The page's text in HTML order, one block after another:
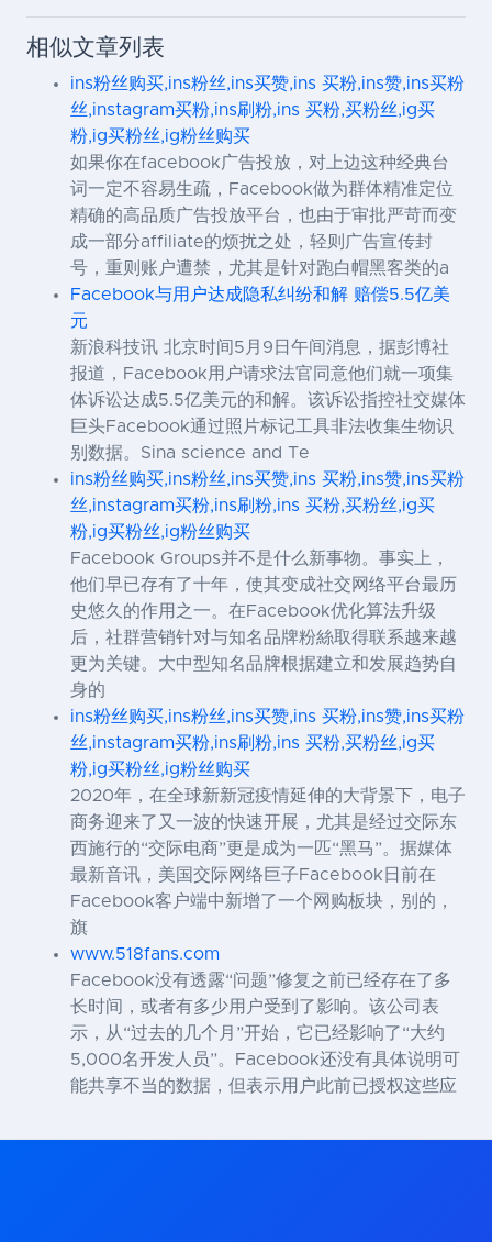
相似文章列表
ins粉丝购买,ins粉丝,ins买赞,ins 买粉,ins赞,ins买粉
丝,instagram买粉,ins刷粉,ins 买粉,买粉丝,ig买
粉,ig买粉丝,ig粉丝购买
如果你在facebook广告投放，对上边这种经典台
词一定不容易生疏，Facebook做为群体精准定位
精确的高品质广告投放平台，也由于审批严苛而变
成一部分affiliate的烦扰之处，轻则广告宣传封
号，重则账户遭禁，尤其是针对跑白帽黑客类的a
Facebook与用户达成隐私纠纷和解 赔偿5.5亿美
元
新浪科技讯 北京时间5月9日午间消息，据彭博社
报道，Facebook用户请求法官同意他们就一项集
体诉讼达成5.5亿美元的和解。该诉讼指控社交媒体
巨头Facebook通过照片标记工具非法收集生物识
别数据。Sina science and Te
ins粉丝购买,ins粉丝,ins买赞,ins 买粉,ins赞,ins买粉
丝,instagram买粉,ins刷粉,ins 买粉,买粉丝,ig买
粉,ig买粉丝,ig粉丝购买
Facebook Groups并不是什么新事物。事实上，
他们早已存有了十年，使其变成社交网络平台最历
史悠久的作用之一。在Facebook优化算法升级
后，社群营销针对与知名品牌粉絲取得联系越来越
更为关键。大中型知名品牌根据建立和发展趋势自
身的
ins粉丝购买,ins粉丝,ins买赞,ins 买粉,ins赞,ins买粉
丝,instagram买粉,ins刷粉,ins 买粉,买粉丝,ig买
粉,ig买粉丝,ig粉丝购买
2020年，在全球新新冠疫情延伸的大背景下，电子
商务迎来了又一波的快速开展，尤其是经过交际东
西施行的“交际电商”更是成为一匹“黑马”。据媒体
最新音讯，美国交际网络巨子Facebook日前在
Facebook客户端中新增了一个网购板块，别的，
旗
www.518fans.com
Facebook没有透露“问题”修复之前已经存在了多
长时间，或者有多少用户受到了影响。该公司表
示，从“过去的几个月”开始，它已经影响了“大约
5,000名开发人员”。Facebook还没有具体说明可
能共享不当的数据，但表示用户此前已授权这些应